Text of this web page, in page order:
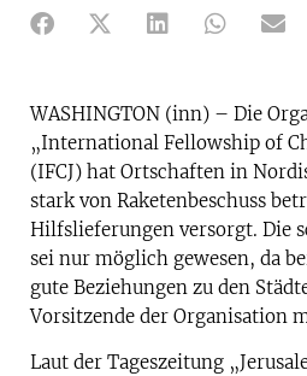
WASHINGTON (inn) – Die
„International Fellowship of
(IFCJ) hat Ortschaften in
stark von Raketenbeschuss
Hilfslieferungen versorgt. Die
sei nur möglich gewesen, da
gute Beziehungen zu den
Vorsitzende der Organisation
Laut der Tageszeitung